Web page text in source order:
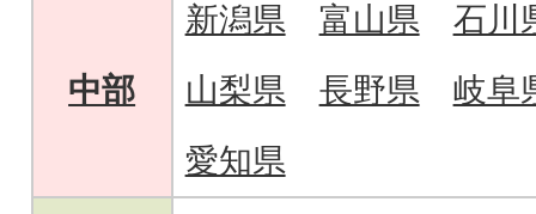
中部
新潟県 富山県
石川
山梨県
長野県
岐阜
愛知県